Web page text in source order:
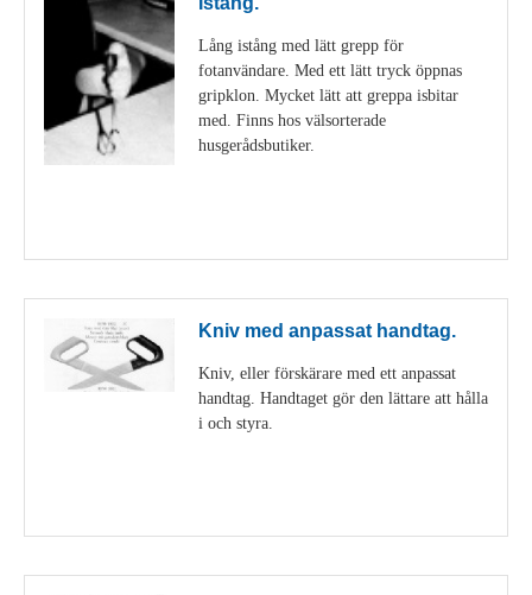
Lång istång med lätt grepp för
fotanvändare. Med ett lätt tryck öppnas
gripklon. Mycket lätt att greppa isbitar
med. Finns hos välsorterade
husgerådsbutiker.
Kniv med anpassat handtag.
Kniv, eller förskärare med ett anpassat
handtag. Handtaget gör den lättare att hålla
i och styra.